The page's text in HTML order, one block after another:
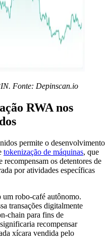
Fonte: Depinscan.io
RWA nos
permite o desenvolvimento
tokenização de máquinas, que
recompensam os detentores de
por atividades específicas
um robo-café autônomo.
transações digitalmente
chain para fins de
recompensar
xícara vendida pelo